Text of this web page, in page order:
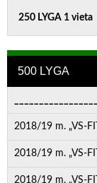
250 LYGA 1 vieta
500 LYGA
2018/19 m. „VS-
2018/19 m. „VS-
2018/19 m. „VS-